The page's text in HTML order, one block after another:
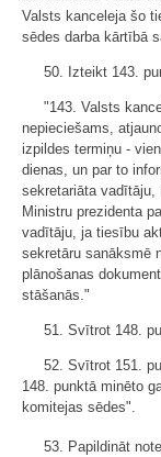
Valsts kanceleja šo
sēdes darba kārtībā
50. Izteikt 143.
"143. Valsts
nepieciešams,
izpildes termiņu -
dienas, un par to
sekretariāta vadītāju,
Ministru prezidenta
vadītāju, ja tiesību
sekretāru sanāksmē
plānošanas
stāšanās."
51. Svītrot 148.
52. Svītrot 151.
148. punktā minēto
komitejas sēdes".
53. Papildināt